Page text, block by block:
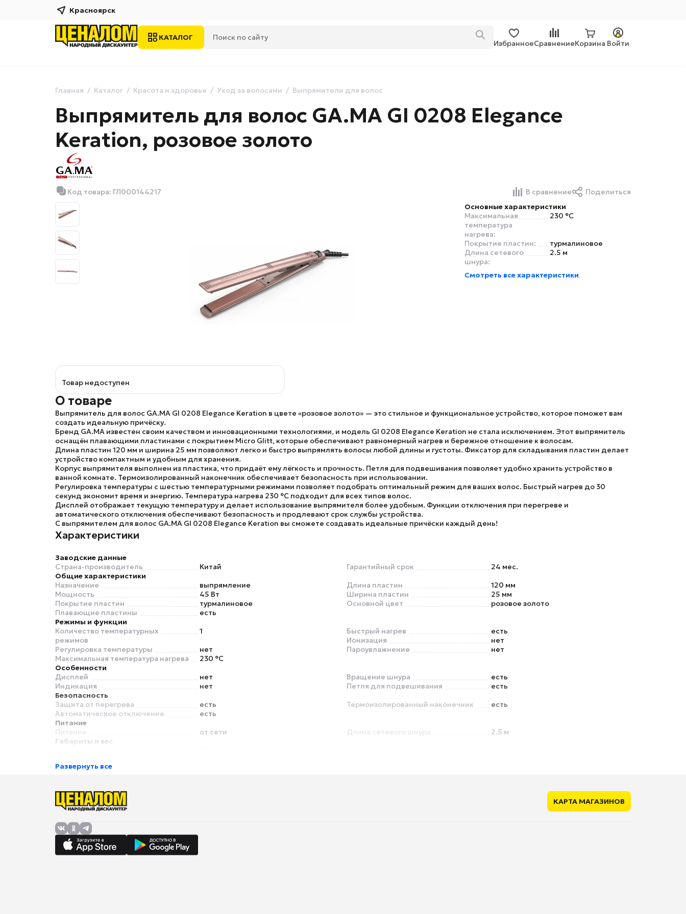
Красноярск
КАТАЛОГ
ИзбранноеСравнениеКорзина Войти
Главная Каталог Красота и здоровье Уход за волосами Выпрямители для волос
Выпрямитель для волос GA.MA GI 0208 Elegance
Keration, розовое золото
Код товара: ГЛ000144217 В сравнение
Поделиться
Основные характеристики
Максимальная
температура
нагрева:
230 °C
Покрытие пластин:
турмалиновое
Длина сетевого
шнура:
2.5 м
Смотреть все характеристики
Товар недоступен
О товаре
Выпрямитель для волос GA.MA GI 0208 Elegance Keration в цвете «розовое золото» — это стильное и функциональное устройство, которое поможет вам
создать идеальную причёску.
Бренд GA.MA известен своим качеством и инновационными технологиями, и модель GI 0208 Elegance Keration не стала исключением. Этот выпрямитель
оснащён плавающими пластинами с покрытием Micro Glitt, которые обеспечивают равномерный нагрев и бережное отношение к волосам.
Длина пластин 120 мм и ширина 25 мм позволяют легко и быстро выпрямлять волосы любой длины и густоты. Фиксатор для складывания пластин делает
устройство компактным и удобным для хранения.
Корпус выпрямителя выполнен из пластика, что придаёт ему лёгкость и прочность. Петля для подвешивания позволяет удобно хранить устройство в
ванной комнате. Термоизолированный наконечник обеспечивает безопасность при использовании.
Регулировка температуры с шестью температурными режимами позволяет подобрать оптимальный режим для ваших волос. Быстрый нагрев до 30
секунд экономит время и энергию. Температура нагрева 230 °C подходит для всех типов волос.
Дисплей отображает текущую температуру и делает использование выпрямителя более удобным. Функции отключения при перегреве и
автоматического отключения обеспечивают безопасность и продлевают срок службы устройства.
С выпрямителем для волос GA.MA GI 0208 Elegance Keration вы сможете создавать идеальные причёски каждый день!
Характеристики
Заводские данные
Страна-производитель
Китай Гарантийный срок
24 мес.
Общие характеристики
Назначение
выпрямление
Мощность
45 Вт
Покрытие пластин
турмалиновое
Плавающие пластины
есть
Длина пластин
120 мм
Ширина пластин
25 мм
Основной цвет
розовое золото
Режимы и функции
Количество температурных
режимов
1
Регулировка температуры
нет
Максимальная температура нагрева
230 °C
Быстрый нагрев
есть
Ионизация
нет
Пароувлажнение
нет
Особенности
Дисплей
нет
Индикация
нет
Вращение шнура
есть
Петля для подвешивания
есть
Безопасность
Защита от перегрева
есть
Автоматическое отключение
есть
Термоизолированный наконечник
есть
Питание
Питание
от сети Длина сетевого шнура
2.5 м
Габариты и вес
Развернуть все
КАРТА МАГАЗИНОВ